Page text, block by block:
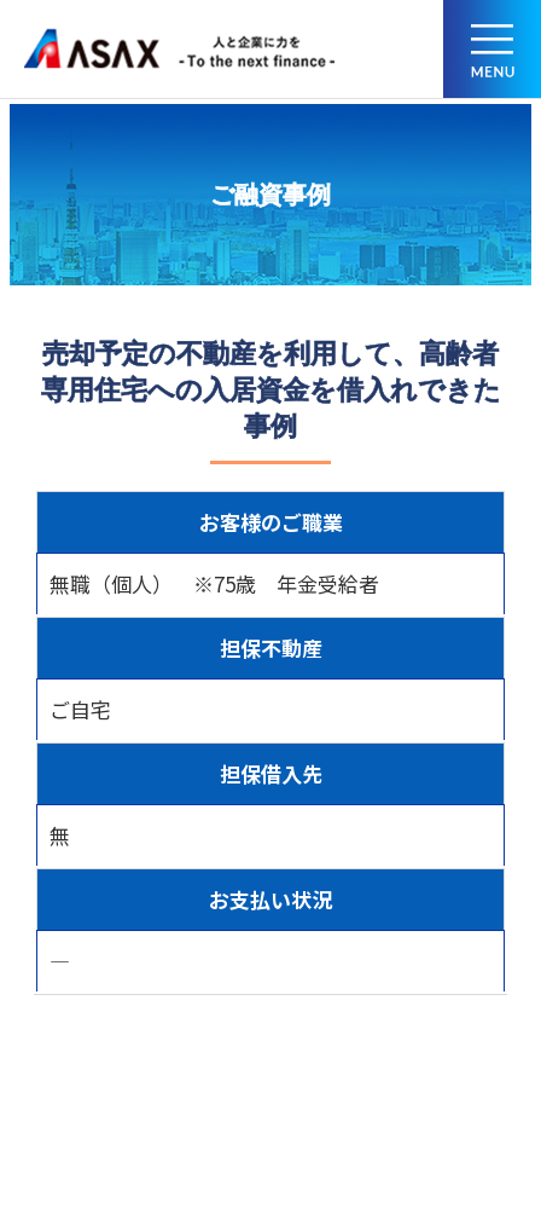
ご融資事例
売却予定の不動産を利用して、高齢者
専用住宅への入居資金を借入れできた
事例
お客様のご職業
無職（個人） ※75歳 年金受給者
担保不動産
ご自宅
担保借入先
無
お支払い状況
―